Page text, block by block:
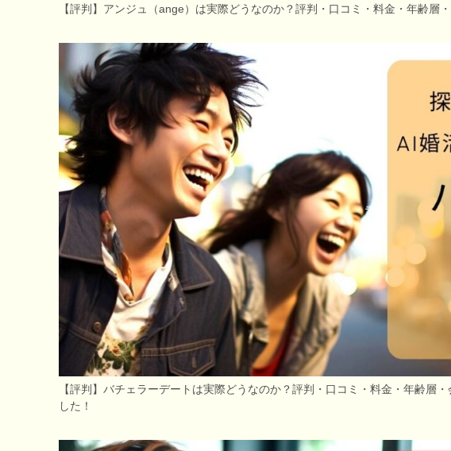
【評判】アンジュ（ange）は実際どうなのか？評判・口コミ・料金・年齢層
【評判】バチェラーデートは実際どうなのか？評判・口コミ・料金・年齢層
した！